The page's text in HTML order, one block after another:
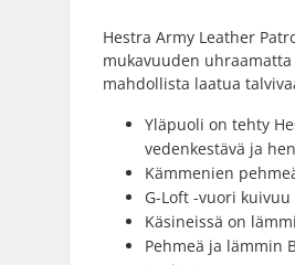
Hestra Army Leather
mukavuuden
mahdollista laatua
Yläpuoli on tehty
vedenkestävä ja
Kämmenien
G-Loft -vuori
Käsineissä on
Pehmeä ja lämmin